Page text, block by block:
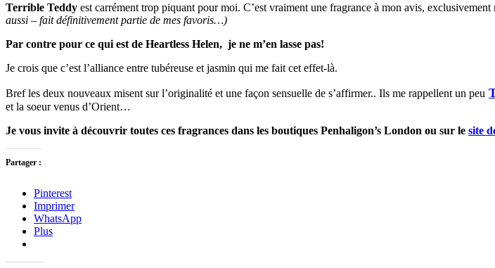
Terrible Teddy est carrément trop piquant pour moi. C’est vraiment une fragrance à mon avis,
aussi – fait définitivement partie de mes favoris…)
Par contre pour ce qui est de Heartless Helen, je ne m’en lasse pas!
Je crois que c’est l’alliance entre tubéreuse et jasmin qui me fait cet effet-là.
Bref les deux nouveaux misent sur l’originalité et une façon sensuelle de s’affirmer.. Ils me rappellent un peu
et la soeur venus d’Orient…
Je vous invite à découvrir toutes ces fragrances dans les boutiques Penhaligon’s London ou sur le site
Partager :
Pinterest
Imprimer
WhatsApp
Plus